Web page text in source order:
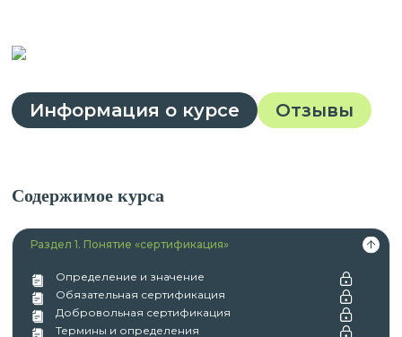
Информация о курсе Отзывы
Содержимое курса
Раздел 1. Понятие «сертификация»
Определение и значение
Обязательная сертификация
Добровольная сертификация
Термины и определения